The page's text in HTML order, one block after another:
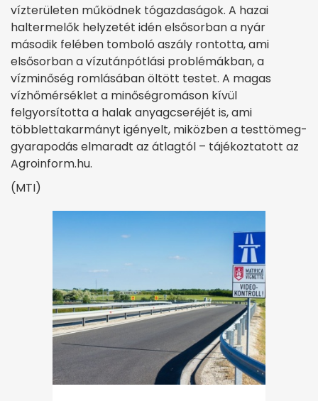
vízterületen működnek tógazdaságok. A hazai
haltermelők helyzetét idén elsősorban a nyár
második felében tomboló aszály rontotta, ami
elsősorban a vízutánpótlási problémákban, a
vízminőség romlásában öltött testet. A magas
vízhőmérséklet a minőségromáson kívül
felgyorsította a halak anyagcseréjét is, ami
többlettakarmányt igényelt, miközben a testtömeg-
gyarapodás elmaradt az átlagtól – tájékoztatott az
Agroinform.hu.
(MTI)